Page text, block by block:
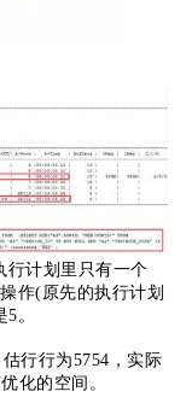
行计划里只有一个
作(原先的执行计划
。
行行为5754，实际
化的空间。